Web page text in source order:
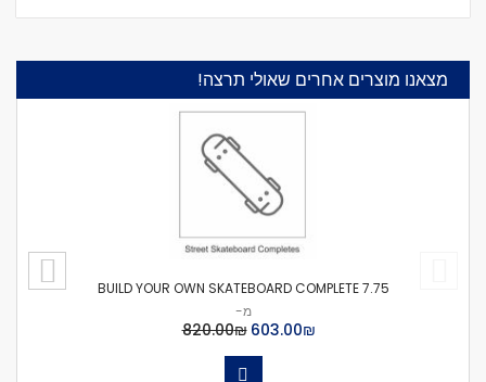
מצאנו מוצרים אחרים שאולי תרצה!
BUILD YOUR OWN SKATEBOARD COMPLETE 7.75
מ-
₪‏603.00
₪‏820.00